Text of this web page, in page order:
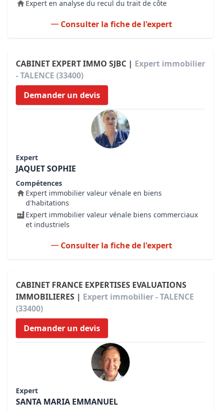
Expert en analyse du recul du trait de côte
Consulter la fiche de l'expert
CABINET EXPERT IMMO SJBC | Expert immobilier
- TALENCE (33400)
Demander un devis
Expert
JAQUET SOPHIE
Compétences
Expert immobilier valeur vénale en biens
d'habitations
Expert immobilier valeur vénale biens commerciaux
et industriels
Consulter la fiche de l'expert
CABINET FRANCE EXPERTISES EVALUATIONS
IMMOBILIERES | Expert immobilier - TALENCE
(33400)
Demander un devis
Expert
SANTA MARIA EMMANUEL